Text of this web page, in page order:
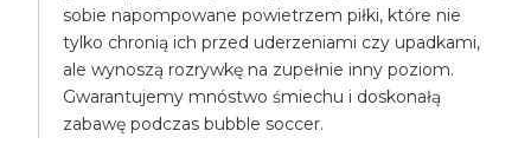
sobie napompowane powietrzem piłki, które nie
tylko chronią ich przed uderzeniami czy upadkami,
ale wynoszą rozrywkę na zupełnie inny poziom.
Gwarantujemy mnóstwo śmiechu i doskonałą
zabawę podczas bubble soccer.